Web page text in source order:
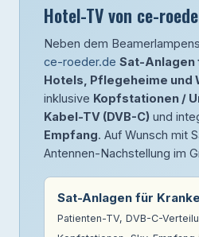
Hotel-TV von ce-
Neben dem
ce-roeder.de Sat-Anlagen
Hotels, Pflegeheime und
inklusive Kopfstationen /
Kabel-TV (DVB-C) und
Empfang. Auf Wunsch mit
Antennen-Nachstellung im
Sat-Anlagen für
Patienten-TV, DVB-C-